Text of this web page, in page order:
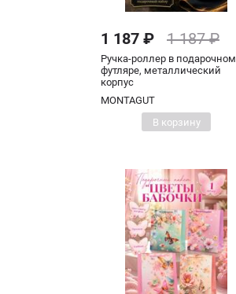
1 187 ₽ 1 187 ₽
Ручка-роллер в подарочном
футляре, металлический
корпус
MONTAGUT
В корзину